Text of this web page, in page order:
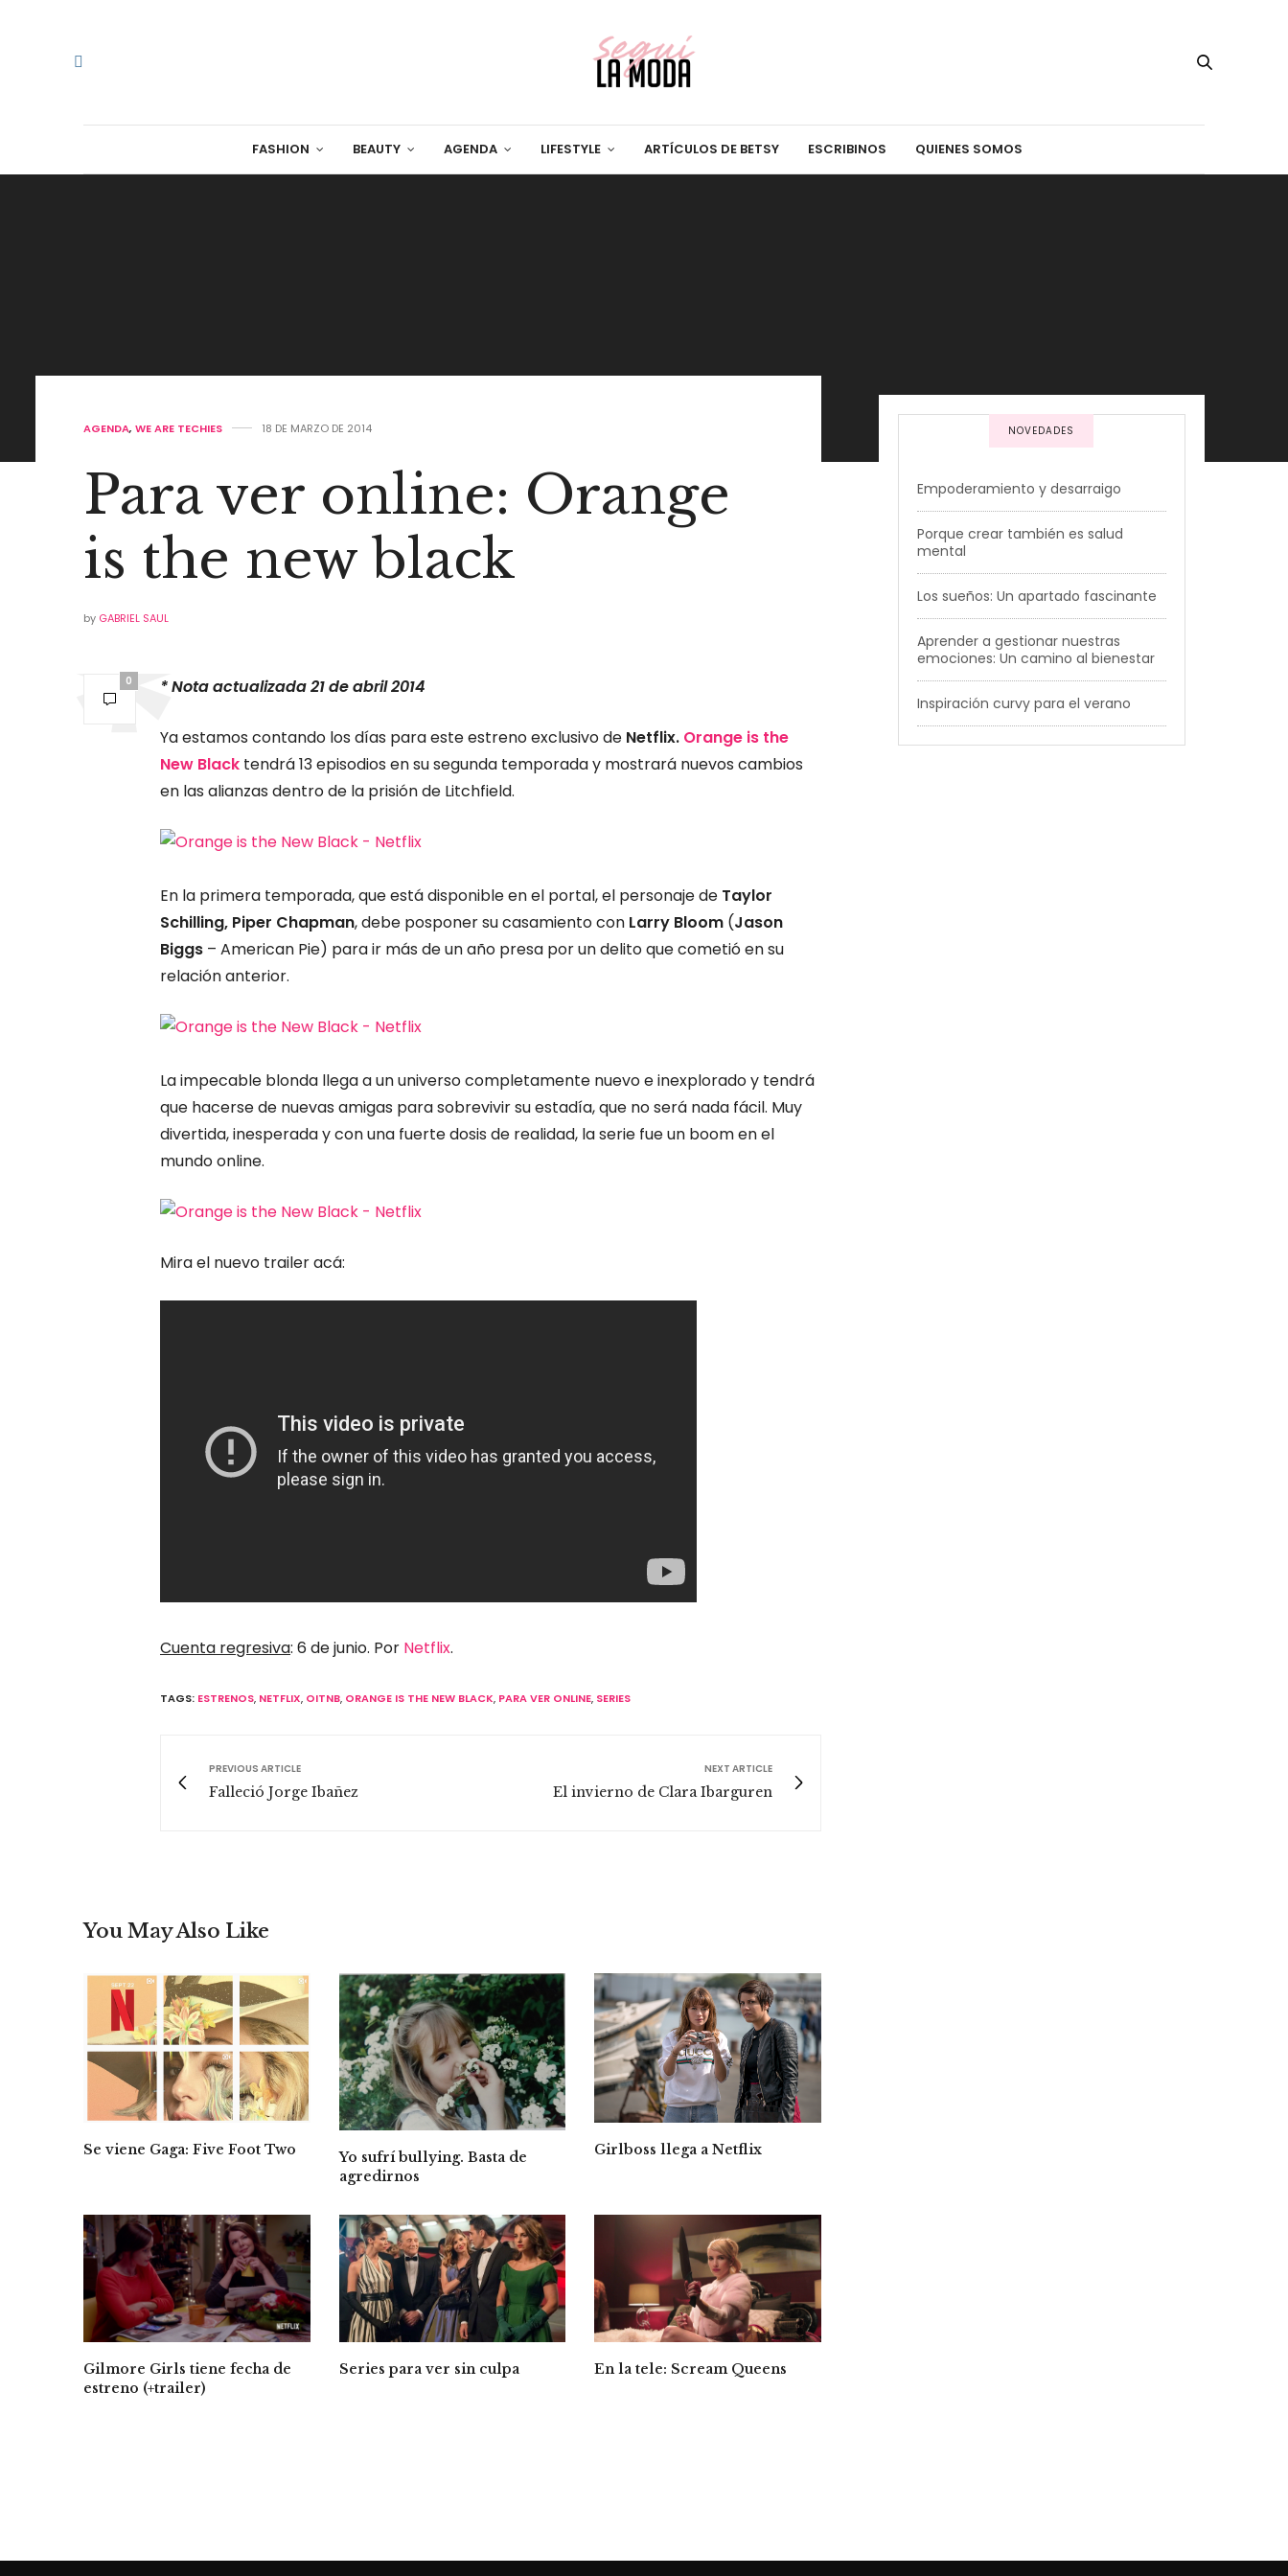
FASHION BEAUTY AGENDA LIFESTYLE ARTÍCULOS DE BETSY ESCRIBINOS QUIENES SOMOS
AGENDA, WE ARE TECHIES 18 DE MARZO DE 2014
Para ver online: Orange
is the new black
by GABRIEL SAUL
0 * Nota actualizada 21 de abril 2014
Ya estamos contando los días para este estreno exclusivo de Netflix. Orange is the
New Black tendrá 13 episodios en su segunda temporada y mostrará nuevos cambios
en las alianzas dentro de la prisión de Litchfield.
En la primera temporada, que está disponible en el portal, el personaje de Taylor
Schilling, Piper Chapman, debe posponer su casamiento con Larry Bloom (Jason
Biggs – American Pie) para ir más de un año presa por un delito que cometió en su
relación anterior.
La impecable blonda llega a un universo completamente nuevo e inexplorado y tendrá
que hacerse de nuevas amigas para sobrevivir su estadía, que no será nada fácil. Muy
divertida, inesperada y con una fuerte dosis de realidad, la serie fue un boom en el
mundo online.
Mira el nuevo trailer acá:
Cuenta regresiva: 6 de junio. Por Netflix.
TAGS: ESTRENOS, NETFLIX, OITNB, ORANGE IS THE NEW BLACK, PARA VER ONLINE, SERIES
PREVIOUS ARTICLE
Falleció Jorge Ibañez
NEXT ARTICLE
El invierno de Clara Ibarguren
You May Also Like
Se viene Gaga: Five Foot Two
Yo sufrí bullying. Basta de
agredirnos
Girlboss llega a Netflix
Gilmore Girls tiene fecha de
estreno (+trailer)
Series para ver sin culpa En la tele: Scream Queens
NOVEDADES
Empoderamiento y desarraigo
Porque crear también es salud
mental
Los sueños: Un apartado fascinante
Aprender a gestionar nuestras
emociones: Un camino al bienestar
Inspiración curvy para el verano